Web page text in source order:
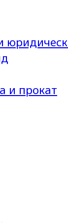
и прокат